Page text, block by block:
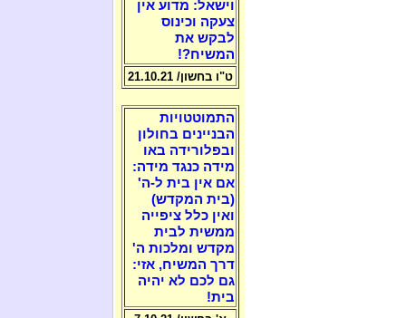
וישאל: מדוע אין
צעקה וכינוס
לבקש את
המשיח?!
ט"ו בחשון/ 21.10.21
התמוטטויות
הבניינים בחולון
ובפלורידה באו
מידה כנגד מידה:
אם אין בית ל-ה'
(בית המקדש)
ואין כלל ציפייה
ממשית לבית
מקדש ומלכות ה'
דרך המשיח, אזי:
גם לכם לא יהיה
בית!